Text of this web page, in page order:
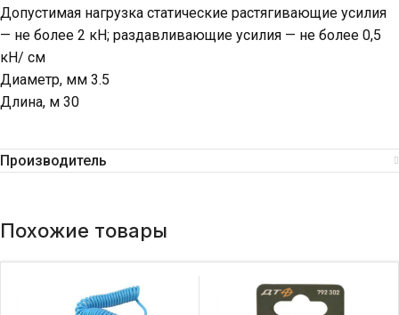
Допустимая нагрузка статические растягивающие усилия
— не более 2 кН; раздавливающие усилия — не более 0,5
кН/ см
Диаметр, мм 3.5
Длина, м 30
Производитель
Похожие товары